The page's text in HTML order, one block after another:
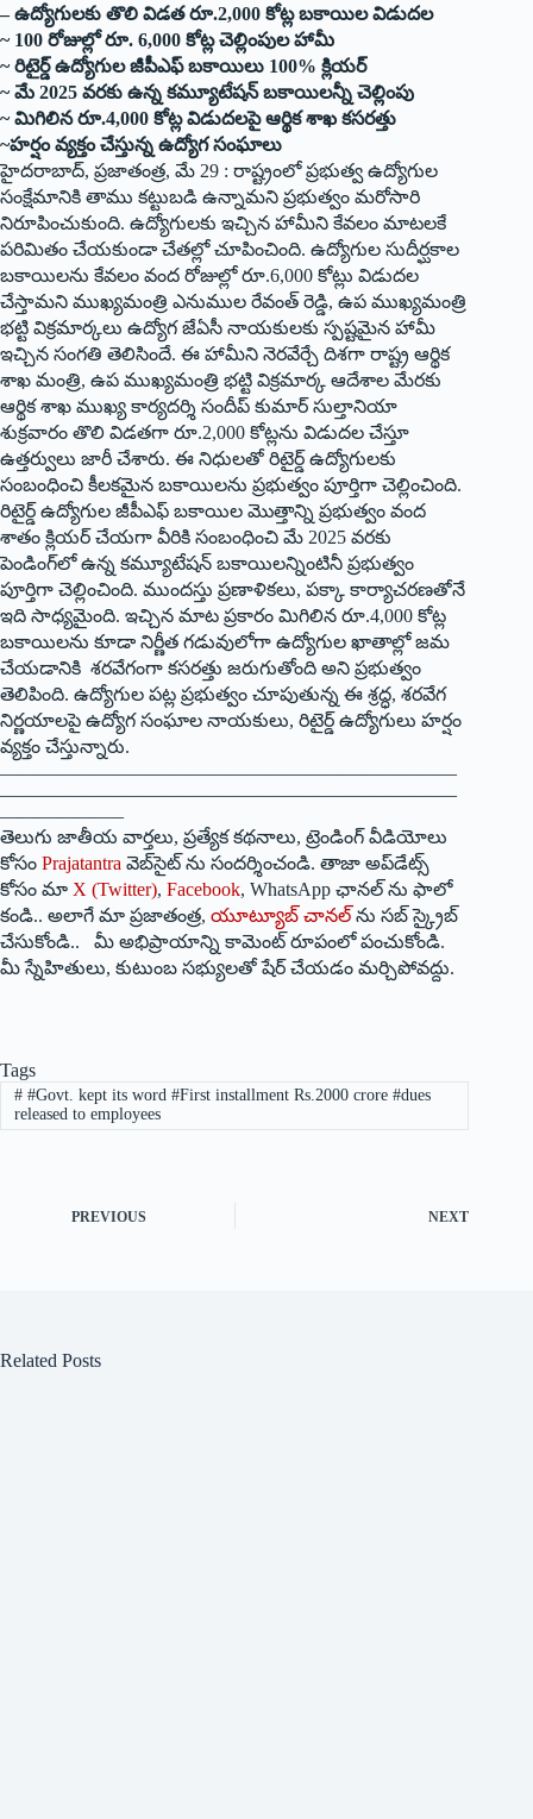
– ఉద్యోగులకు తొలి విడత రూ.2,000 కోట్ల బకాయిల విడుదల
~ 100 రోజుల్లో రూ. 6,000 కోట్ల చెల్లింపుల హామీ
~ రిటైర్డ్ ఉద్యోగుల జీపీఎఫ్ బకాయిలు 100% క్లియర్
~ మే 2025 వరకు ఉన్న కమ్యూటేషన్ బకాయిలన్నీ చెల్లింపు
~ మిగిలిన రూ.4,000 కోట్ల విడుదలపై ఆర్థిక శాఖ కసరత్తు
~హర్షం వ్యక్తం చేస్తున్న ఉద్యోగ సంఘాలు
హైదరాబాద్, ప్రజాతంత్ర, మే 29 : రాష్ట్రంలో ప్రభుత్వ ఉద్యోగుల
సంక్షేమానికి తాము కట్టుబడి ఉన్నామని ప్రభుత్వం మరోసారి
నిరూపించుకుంది. ఉద్యోగులకు ఇచ్చిన హామీని కేవలం మాటలకే
పరిమితం చేయకుండా చేతల్లో చూపించింది. ఉద్యోగుల సుదీర్ఘకాల
బకాయిలను కేవలం వంద రోజుల్లో రూ.6,000 కోట్లు విడుదల
చేస్తామని ముఖ్యమంత్రి ఎనుముల రేవంత్ రెడ్డి, ఉప ముఖ్యమంత్రి
భట్టి విక్రమార్కలు ఉద్యోగ జేఏసీ నాయకులకు స్పష్టమైన హామీ
ఇచ్చిన సంగతి తెలిసిందే. ఈ హామీని నెరవేర్చే దిశగా రాష్ట్ర ఆర్థిక
శాఖ మంత్రి, ఉప ముఖ్యమంత్రి భట్టి విక్రమార్క ఆదేశాల మేరకు
ఆర్థిక శాఖ ముఖ్య కార్యదర్శి సందీప్ కుమార్ సుల్తానియా
శుక్రవారం తొలి విడతగా రూ.2,000 కోట్లను విడుదల చేస్తూ
ఉత్తర్వులు జారీ చేశారు. ఈ నిధులతో రిటైర్డ్ ఉద్యోగులకు
సంబంధించి కీలకమైన బకాయిలను ప్రభుత్వం పూర్తిగా చెల్లించింది.
రిటైర్డ్ ఉద్యోగుల జీపీఎఫ్ బకాయిల మొత్తాన్ని ప్రభుత్వం వంద
శాతం క్లియర్ చేయగా వీరికి సంబంధించి మే 2025 వరకు
పెండింగ్‌లో ఉన్న కమ్యూటేషన్ బకాయిలన్నింటినీ ప్రభుత్వం
పూర్తిగా చెల్లించింది. ముందస్తు ప్రణాళికలు, పక్కా కార్యాచరణతోనే
ఇది సాధ్యమైంది. ఇచ్చిన మాట ప్రకారం మిగిలిన రూ.4,000 కోట్ల
బకాయిలను కూడా నిర్ణీత గడువులోగా ఉద్యోగుల ఖాతాల్లో జమ
చేయడానికి శరవేగంగా కసరత్తు జరుగుతోంది అని ప్రభుత్వం
తెలిపింది. ఉద్యోగుల పట్ల ప్రభుత్వం చూపుతున్న ఈ శ్రద్ధ, శరవేగ
నిర్ణయాలపై ఉద్యోగ సంఘాల నాయకులు, రిటైర్డ్ ఉద్యోగులు హర్షం
వ్యక్తం చేస్తున్నారు.
————————————————————————
————————————————————————
——————–
తెలుగు జాతీయ వార్తలు, ప్రత్యేక కథనాలు, ట్రెండింగ్ వీడియోలు
కోసం Prajatantra వెబ్‌సైట్ ను సందర్శించండి. తాజా అప్‌డేట్స్
కోసం మా X (Twitter), Facebook, WhatsApp ఛానల్ ను ఫాలో
కండి.. అలాగే మా ప్రజాతంత్ర, యూట్యూబ్ చానల్ ను సబ్ స్క్రైబ్
చేసుకోండి.. మీ అభిప్రాయాన్ని కామెంట్ రూపంలో పంచుకోండి.
మీ స్నేహితులు, కుటుంబ సభ్యులతో షేర్ చేయడం మర్చిపోవద్దు.
Tags
##Govt. kept its word #First installment Rs.2000 crore #dues
released to employees
PREVIOUS NEXT
Related Posts